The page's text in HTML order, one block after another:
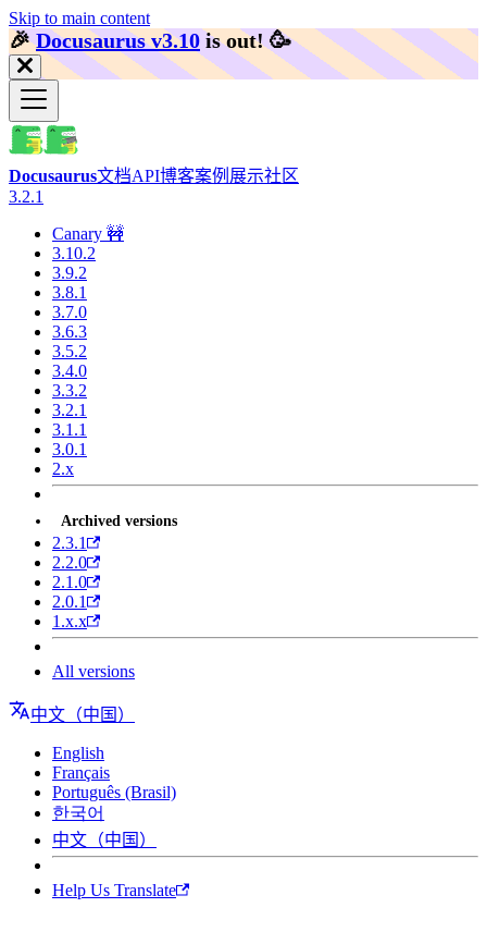
Skip to main content
🎉️Docusaurus v3.10 is out! 🥳️
Docusaurus文档API博客案例展示社区
3.2.1
Canary 🚧
3.10.2
3.9.2
3.8.1
3.7.0
3.6.3
3.5.2
3.4.0
3.3.2
3.2.1
3.1.1
3.0.1
2.x
Archived versions
2.3.1
2.2.0
2.1.0
2.0.1
1.x.x
All versions
中文（中国）
English
Français
Português (Brasil)
한국어
中文（中国）
Help Us Translate